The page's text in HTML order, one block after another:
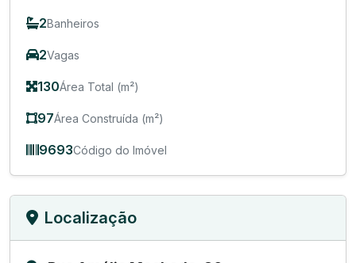
2Banheiros
2Vagas
130Área Total (m²)
97Área Construída (m²)
9693Código do Imóvel
Localização